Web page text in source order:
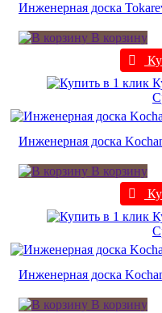
Инженерная доска
В корзину
Инженерная доска
В корзину
Инженерная доска
В корзину